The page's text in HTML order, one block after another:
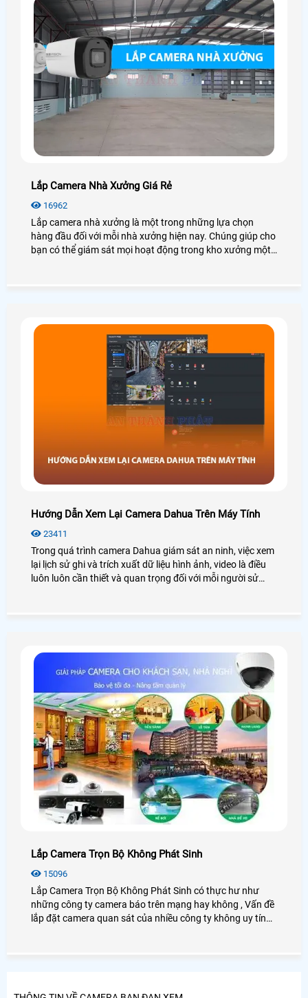
Lắp Camera Nhà Xưởng Giá Rẻ
16962
Lắp camera nhà xưởng là một trong những lựa chọn
hàng đầu đối với mỗi nhà xưởng hiện nay. Chúng giúp cho
bạn có thể giám sát mọi hoạt động trong kho xưởng một
Hướng Dẫn Xem Lại Camera Dahua Trên Máy Tính
23411
Trong quá trình camera Dahua giám sát an ninh, việc xem
lại lịch sử ghi và trích xuất dữ liệu hình ảnh, video là điều
luôn luôn cần thiết và quan trọng đối với mỗi người sử
Lắp Camera Trọn Bộ Không Phát Sinh
15096
Lắp Camera Trọn Bộ Không Phát Sinh có thực hư như
những công ty camera báo trên mạng hay không , Vấn đề
lắp đặt camera quan sát của nhiều công ty không uy tín